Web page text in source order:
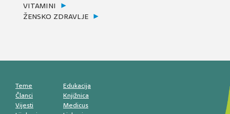
VITAMINI
ŽENSKO ZDRAVLJE
Teme
Članci
Vijesti
Edukacija
Knjižnica
Medicus